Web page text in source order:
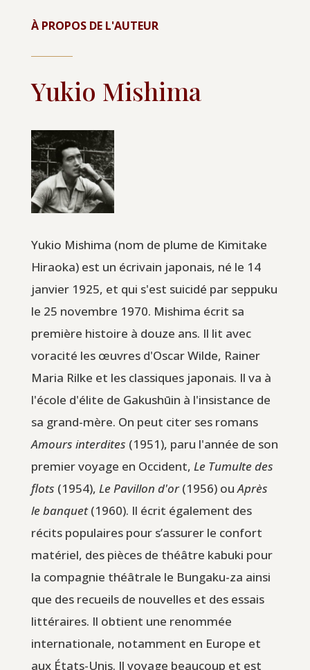
À PROPOS DE L'AUTEUR
Yukio Mishima
Yukio Mishima (nom de plume de Kimitake
Hiraoka) est un écrivain japonais, né le 14
janvier 1925, et qui s'est suicidé par seppuku
le 25 novembre 1970. Mishima écrit sa
première histoire à douze ans. Il lit avec
voracité les œuvres d'Oscar Wilde, Rainer
Maria Rilke et les classiques japonais. Il va à
l'école d'élite de Gakushūin à l'insistance de
sa grand-mère. On peut citer ses romans
Amours interdites (1951), paru l'année de son
premier voyage en Occident, Le Tumulte des
flots (1954), Le Pavillon d'or(1956) ouAprès
le banquet(1960). Il écrit également des
récits populaires pour s’assurer le confort
matériel, des pièces de théâtre kabuki pour
la compagnie théâtrale le Bungaku-za ainsi
que des recueils de nouvelles et des essais
littéraires. Il obtient une renommée
internationale, notamment en Europe et
aux États-Unis. Il voyage beaucoup et est